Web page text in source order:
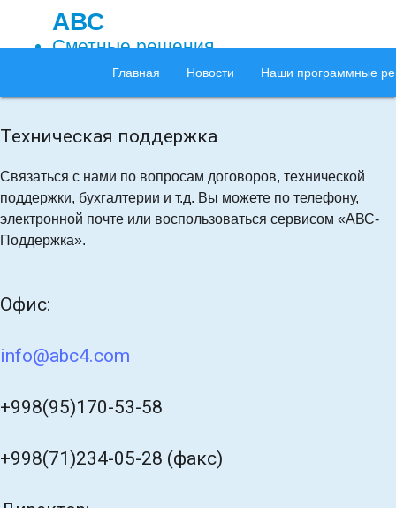
АВС
Сметные решения
Главная Новости Наши программные
Техническая поддержка
Связаться с нами по вопросам договоров, технической
поддержки, бухгалтерии и т.д. Вы можете по телефону,
электронной почте или воспользоваться сервисом «АВС-
Поддержка».
Офис:
info@abc4.com
+998(95)170-53-58
+998(71)234-05-28 (факс)